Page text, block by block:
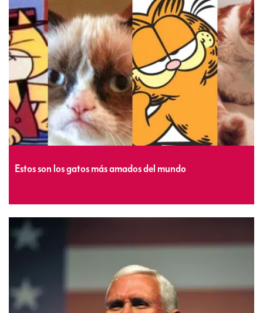
Estos son los gatos más amados del mundo